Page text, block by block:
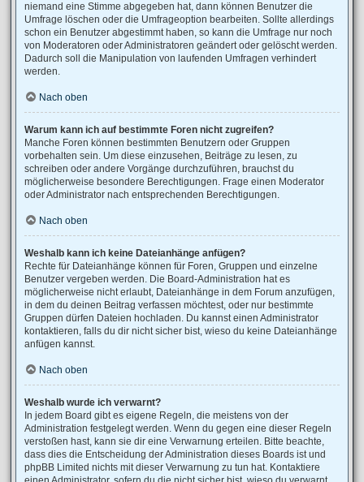
niemand eine Stimme abgegeben hat, dann können Benutzer die
Umfrage löschen oder die Umfrageoption bearbeiten. Sollte allerdings
schon ein Benutzer abgestimmt haben, so kann die Umfrage nur noch
von Moderatoren oder Administratoren geändert oder gelöscht werden.
Dadurch soll die Manipulation von laufenden Umfragen verhindert
werden.
Nach oben
Warum kann ich auf bestimmte Foren nicht zugreifen?
Manche Foren können bestimmten Benutzern oder Gruppen
vorbehalten sein. Um diese einzusehen, Beiträge zu lesen, zu
schreiben oder andere Vorgänge durchzuführen, brauchst du
möglicherweise besondere Berechtigungen. Frage einen Moderator
oder Administrator nach entsprechenden Berechtigungen.
Nach oben
Weshalb kann ich keine Dateianhänge anfügen?
Rechte für Dateianhänge können für Foren, Gruppen und einzelne
Benutzer vergeben werden. Die Board-Administration hat es
möglicherweise nicht erlaubt, Dateianhänge in dem Forum anzufügen,
in dem du deinen Beitrag verfassen möchtest, oder nur bestimmte
Gruppen dürfen Dateien hochladen. Du kannst einen Administrator
kontaktieren, falls du dir nicht sicher bist, wieso du keine Dateianhänge
anfügen kannst.
Nach oben
Weshalb wurde ich verwarnt?
In jedem Board gibt es eigene Regeln, die meistens von der
Administration festgelegt werden. Wenn du gegen eine dieser Regeln
verstoßen hast, kann sie dir eine Verwarnung erteilen. Bitte beachte,
dass dies die Entscheidung der Administration dieses Boards ist und
phpBB Limited nichts mit dieser Verwarnung zu tun hat. Kontaktiere